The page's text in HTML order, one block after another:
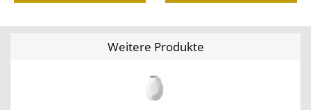
Weitere Produkte